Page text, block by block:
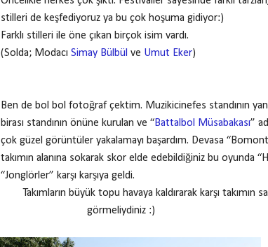
stilleri de keşfediyoruz ya bu çok hoşuma gidiyor:)
Farklı stilleri ile öne çıkan birçok isim vardı.
(Solda; Modacı Simay Bülbül ve Umut Eker)
Ben de bol bol fotoğraf çektim. Muzikicinefes standının
birası standının önüne kurulan ve “Battalbol Müsabakası”
çok güzel görüntüler yakalamayı başardım. Devasa
takımın alanına sokarak skor elde edebildiğiniz bu oyunda
“Jonglörler” karşı karşıya geldi.
Takımların büyük topu havaya kaldırarak karşı takımın
görmeliydiniz :)